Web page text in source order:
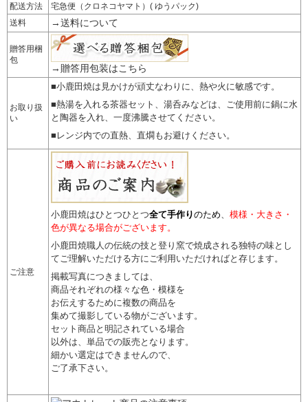
配送方法
宅急便（クロネコヤマト）( ゆうパック)
送料
→送料について
贈答用梱
包
→贈答用包装はこちら
お取り扱
い
■小鹿田焼は見かけが頑丈なわりに、熱や火に敏感です。
■熱湯を入れる茶器セット、湯呑みなどは、ご使用前に鍋に水
と陶器を入れ、一度沸騰させてください。
■レンジ内での直熱、直燗もお避けください。
ご注意
小鹿田焼はひとつひとつ全て手作りのため
模様・大きさ・
色が異なる場合がございます。
小鹿田焼職人の伝統の技と登り窯で焼成される独特の味とし
てご理解いただける方にご利用いただければと存じます。
掲載写真につきましては、
商品それぞれの様々な色・模様を
お伝えするために複数の商品を
集めて撮影している物がございます。
セット商品と明記されている場合
以外は、単品での販売となります。
細かい選定はできませんので
ご了承下さい。